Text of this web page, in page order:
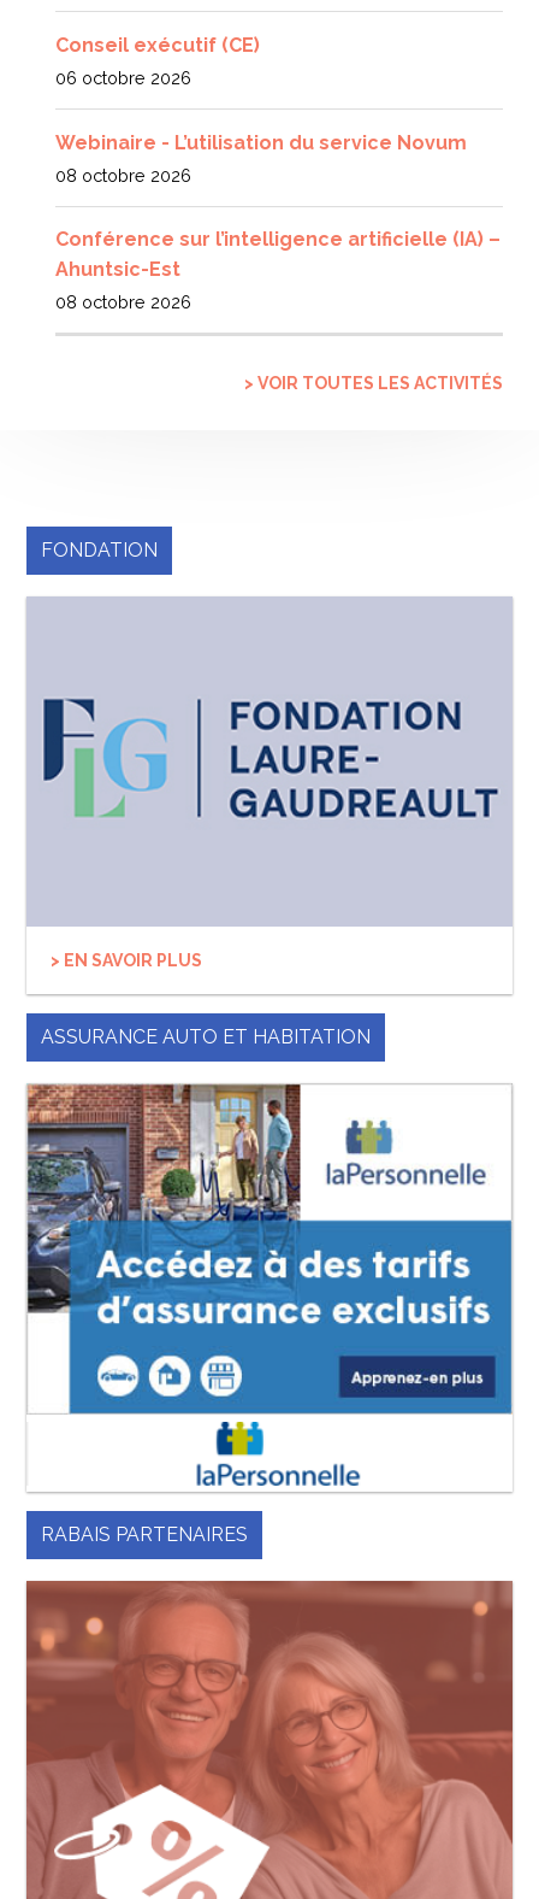
Conseil exécutif (CE)
06 octobre 2026
Webinaire - L’utilisation du service Novum
08 octobre 2026
Conférence sur l’intelligence artificielle (IA) –
Ahuntsic-Est
08 octobre 2026
> VOIR TOUTES LES ACTIVITÉS
FONDATION
> EN SAVOIR PLUS
ASSURANCE AUTO ET HABITATION
RABAIS PARTENAIRES